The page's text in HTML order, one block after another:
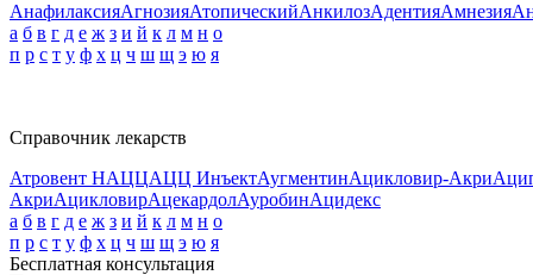
АнафилаксияАгнозияАтопическийАнкилозАдентияАмнезия
а б в г д е ж з и й к л м н о
п р с т у ф х ц ч ш щ э ю я
Справочник лекарств
Атровент НАЦЦАЦЦ ИнъектАугментинАцикловир-Акри
АкриАцикловирАцекардолАуробинАцидекс
а б в г д е ж з и й к л м н о
п р с т у ф х ц ч ш щ э ю я
Бесплатная консультация